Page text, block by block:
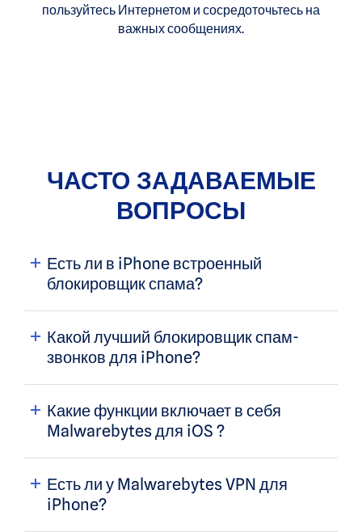
пользуйтесь Интернетом и сосредоточьтесь на
важных сообщениях.
ЧАСТО ЗАДАВАЕМЫЕ
ВОПРОСЫ
Есть ли в iPhone встроенный
блокировщик спама?
Какой лучший блокировщик спам-
звонков для iPhone?
Какие функции включает в себя
Malwarebytes для iOS ?
Есть ли у Malwarebytes VPN для
iPhone?